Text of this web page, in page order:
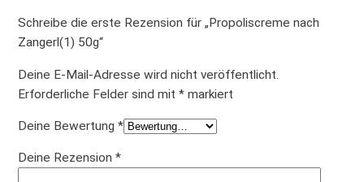
e
n
e
Schreibe die erste Rezension für „Propoliscreme nach
Zangerl(1) 50g“
Deine E-Mail-Adresse wird nicht veröffentlicht.
Erforderliche Felder sind mit * markiert
Deine Bewertung *
Deine Rezension *